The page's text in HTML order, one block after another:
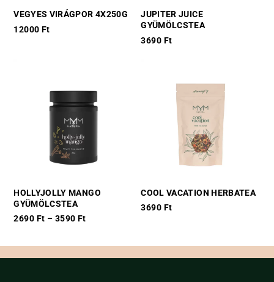
VEGYES VIRÁGPOR 4X250G
12000Ft
JUPITER JUICE
GYÜMÖLCSTEA
3690 Ft
has
multiple
variants.
The
options
may
be
on
HOLLYJOLLY MANGO
GYÜMÖLCSTEA
2690 Ft – 3590Ft
COOL VACATION HERBATEA
3690 Ft